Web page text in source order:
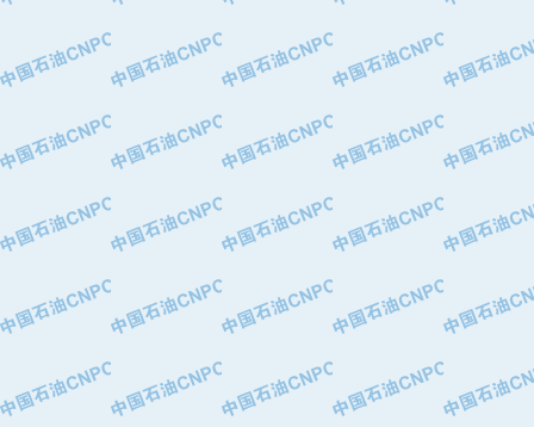
·河北华北石油天成实业集团有限公司
·特变电工股份有限公司
·中国石化镇海炼油化工股份有限公司
·三明高中压阀门有限公司
·宁波永泰塑料机械有限公司宁波高压
·上海人民企业集团有限公司
·西安巨力石油技术有限责任公司
·青岛汉缆股份有限公司
·厦门市榕兴新世纪石油设备制造有限
·大港油田集团中成机械制造有限公司
·承德司达石油装备开发公司